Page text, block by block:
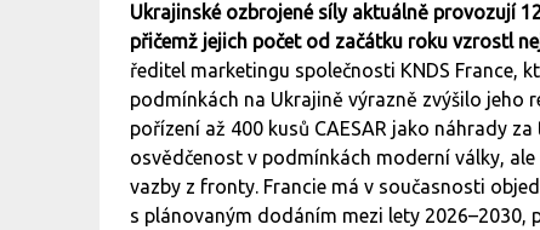
Ukrajinské ozbrojené síly aktuálně provozují
přičemž jejich počet od začátku roku vzrostl
ředitel marketingu společnosti KNDS France,
podmínkách na Ukrajině výrazně zvýšilo jeho
pořízení až 400 kusů CAESAR jako náhrady
osvědčenost v podmínkách moderní války,
vazby z fronty. Francie má v současnosti
s plánovaným dodáním mezi lety